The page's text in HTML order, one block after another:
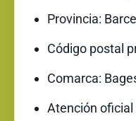
Provincia:
Código postal
Comarca:
Atención